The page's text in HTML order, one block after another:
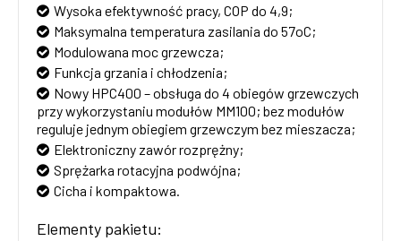
Wysoka efektywność pracy, COP do 4,9;
Maksymalna temperatura zasilania do 57oC;
Modulowana moc grzewcza;
Funkcja grzania i chłodzenia;
Nowy HPC400 – obsługa do 4 obiegów grzewczych
przy wykorzystaniu modułów MM100; bez modułów
reguluje jednym obiegiem grzewczym bez mieszacza;
Elektroniczny zawór rozprężny;
Sprężarka rotacyjna podwójna;
Cicha i kompaktowa.
Elementy pakietu: